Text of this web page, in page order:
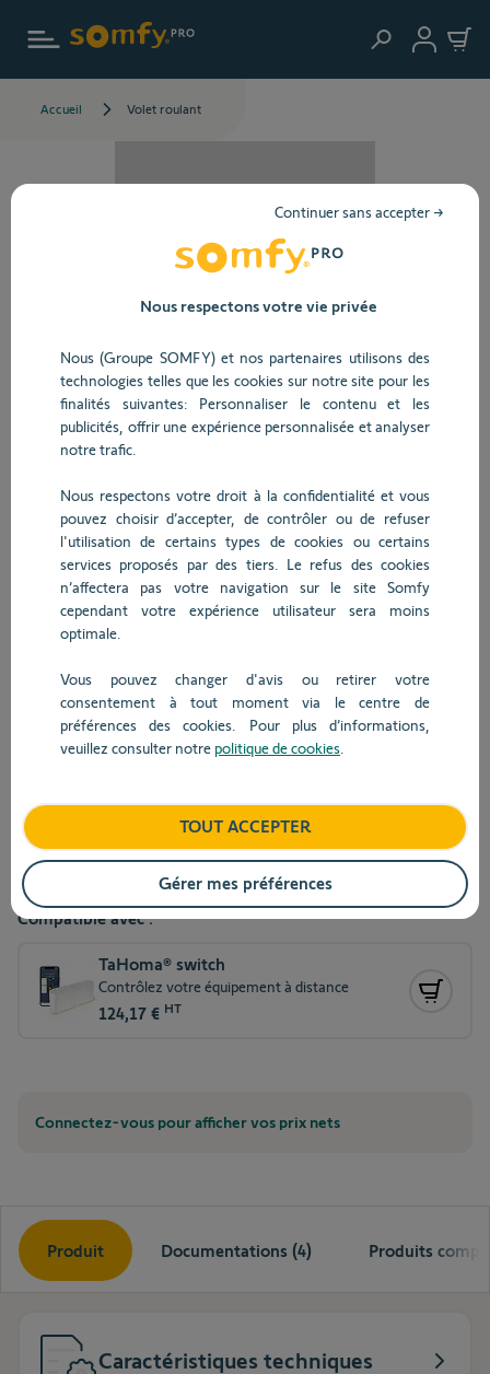
Accueil Volet roulant
io
kg CO
Toutes les images
RS100 io 15/17 VVF 3m ZF54 BAR
1033190
Le RS100 io est la solution de motorisation brushless, 230V,
radio io, en diamètre 50, ultra silencieuse et sans réglage,
blanc VVF de 3 mètres, avec adaptation ZF54. x1
Garantie 7 ans
Compatible avec :
TaHoma® switch
Contrôlez votre équipement à distance
124,17 € HT
Connectez-vous pour afficher vos prix nets
Produit Documentations (4) Produits
Caractéristiques techniques
Nous respectons votre vie privée
Nous (Groupe SOMFY) et nos partenaires utilisons des
technologies telles que les cookies sur notre site pour les
finalités suivantes: Personnaliser le contenu et les
publicités, offrir une expérience personnalisée et analyser
notre trafic.
Nous respectons votre droit à la confidentialité et vous
pouvez choisir d’accepter, de contrôler ou de refuser
l'utilisation de certains types de cookies ou certains
services proposés par des tiers. Le refus des cookies
n’affectera pas votre navigation sur le site Somfy
cependant votre expérience utilisateur sera moins
optimale.
Vous pouvez changer d'avis ou retirer votre
consentement à tout moment via le centre de
préférences des cookies. Pour plus d’informations,
veuillez consulter notre politique de cookies
Continuer sans accepter →
TOUT ACCEPTER
Gérer mes préférences